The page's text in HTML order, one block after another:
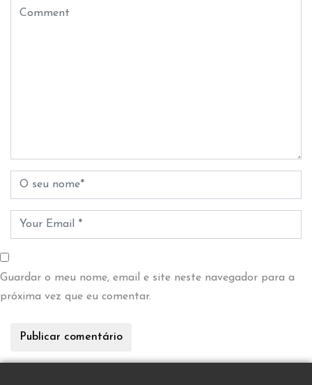
Guardar o meu nome, email e site neste navegador para a
próxima vez que eu comentar.